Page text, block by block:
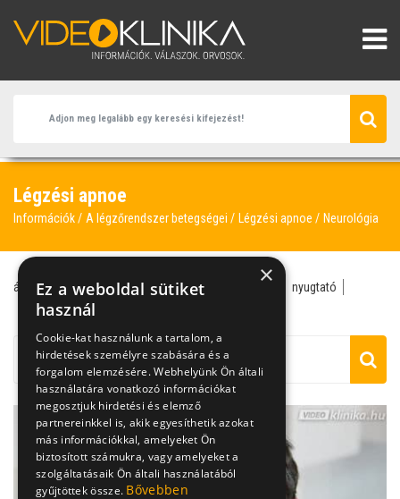
Légzési apnoe
Információk A légzőrendszer betegségei Légzési apnoe Neurológia
álmatlanság alváshigiénia alvásidő
nyugtató
stressz
×
Ez a weboldal sütiket
használ
Cookie-kat használunk a tartalom, a
hirdetések személyre szabására és a
forgalom elemzésére. Webhelyünk Ön általi
használatára vonatkozó információkat
megosztjuk hirdetési és elemző
partnereinkkel is, akik egyesíthetik azokat
más információkkal, amelyeket Ön
biztosított számukra, vagy amelyeket a
szolgáltatásaik Ön általi használatából
gyűjtöttek össze. Bővebben